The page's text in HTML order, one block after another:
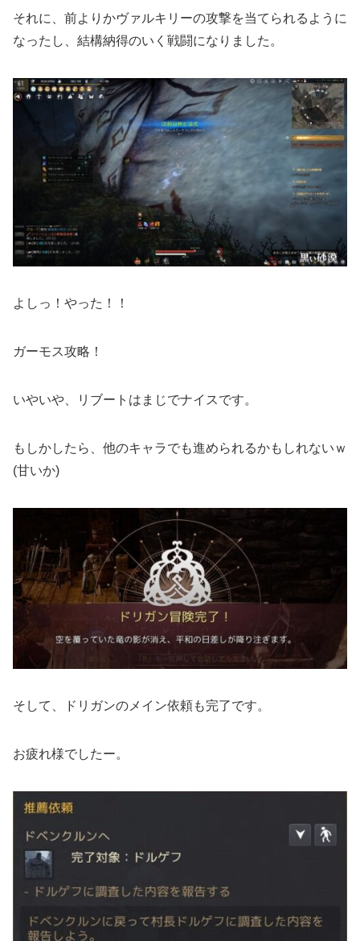
それに、前よりかヴァルキリーの攻撃を当てられるように
なったし、結構納得のいく戦闘になりました。
よしっ！やった！！
ガーモス攻略！
いやいや、リブートはまじでナイスです。
もしかしたら、他のキャラでも進められるかもしれないｗ
(甘いか)
そして、ドリガンのメイン依頼も完了です。
お疲れ様でしたー。